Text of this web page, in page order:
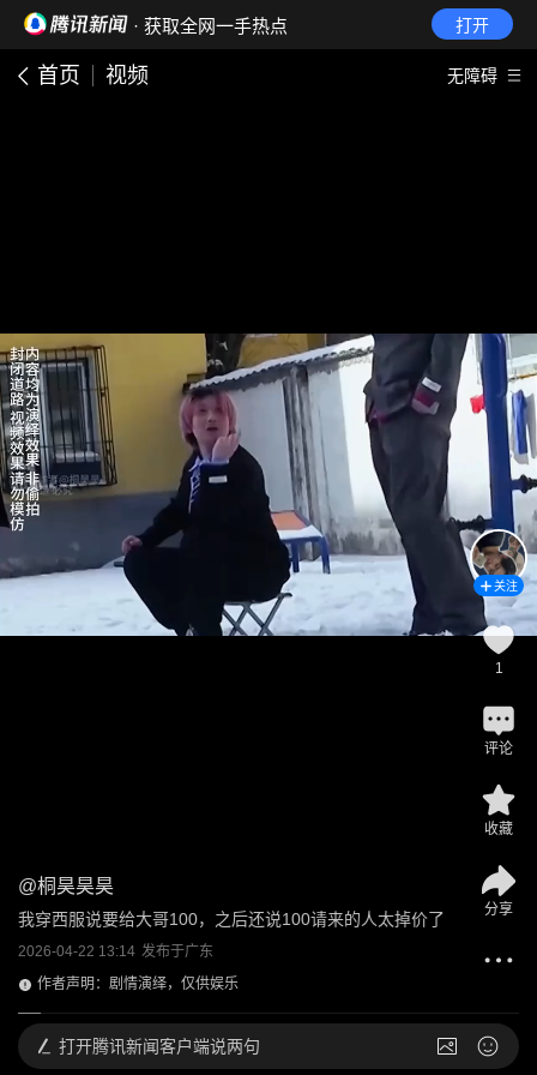
· 获取全网一手热点 打开
首页 视频 无障碍
@桐昊昊昊
我穿西服说要给大哥100，之后还说100请来的人太掉价了
2026-04-22 13:14 发布于广东
作者声明：剧情演绎，仅供娱乐
关注
1
评论
收藏
分享
打开腾讯新闻客户端说两句